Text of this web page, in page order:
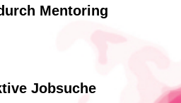
Mentoring
Jobsuche